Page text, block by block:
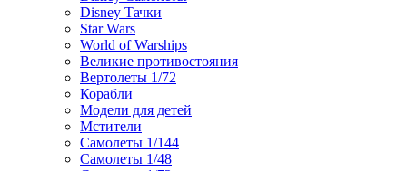
Disney Тачки
Star Wars
World of Warships
Великие противостояния
Вертолеты 1/72
Корабли
Модели для детей
Мстители
Самолеты 1/144
Самолеты 1/48